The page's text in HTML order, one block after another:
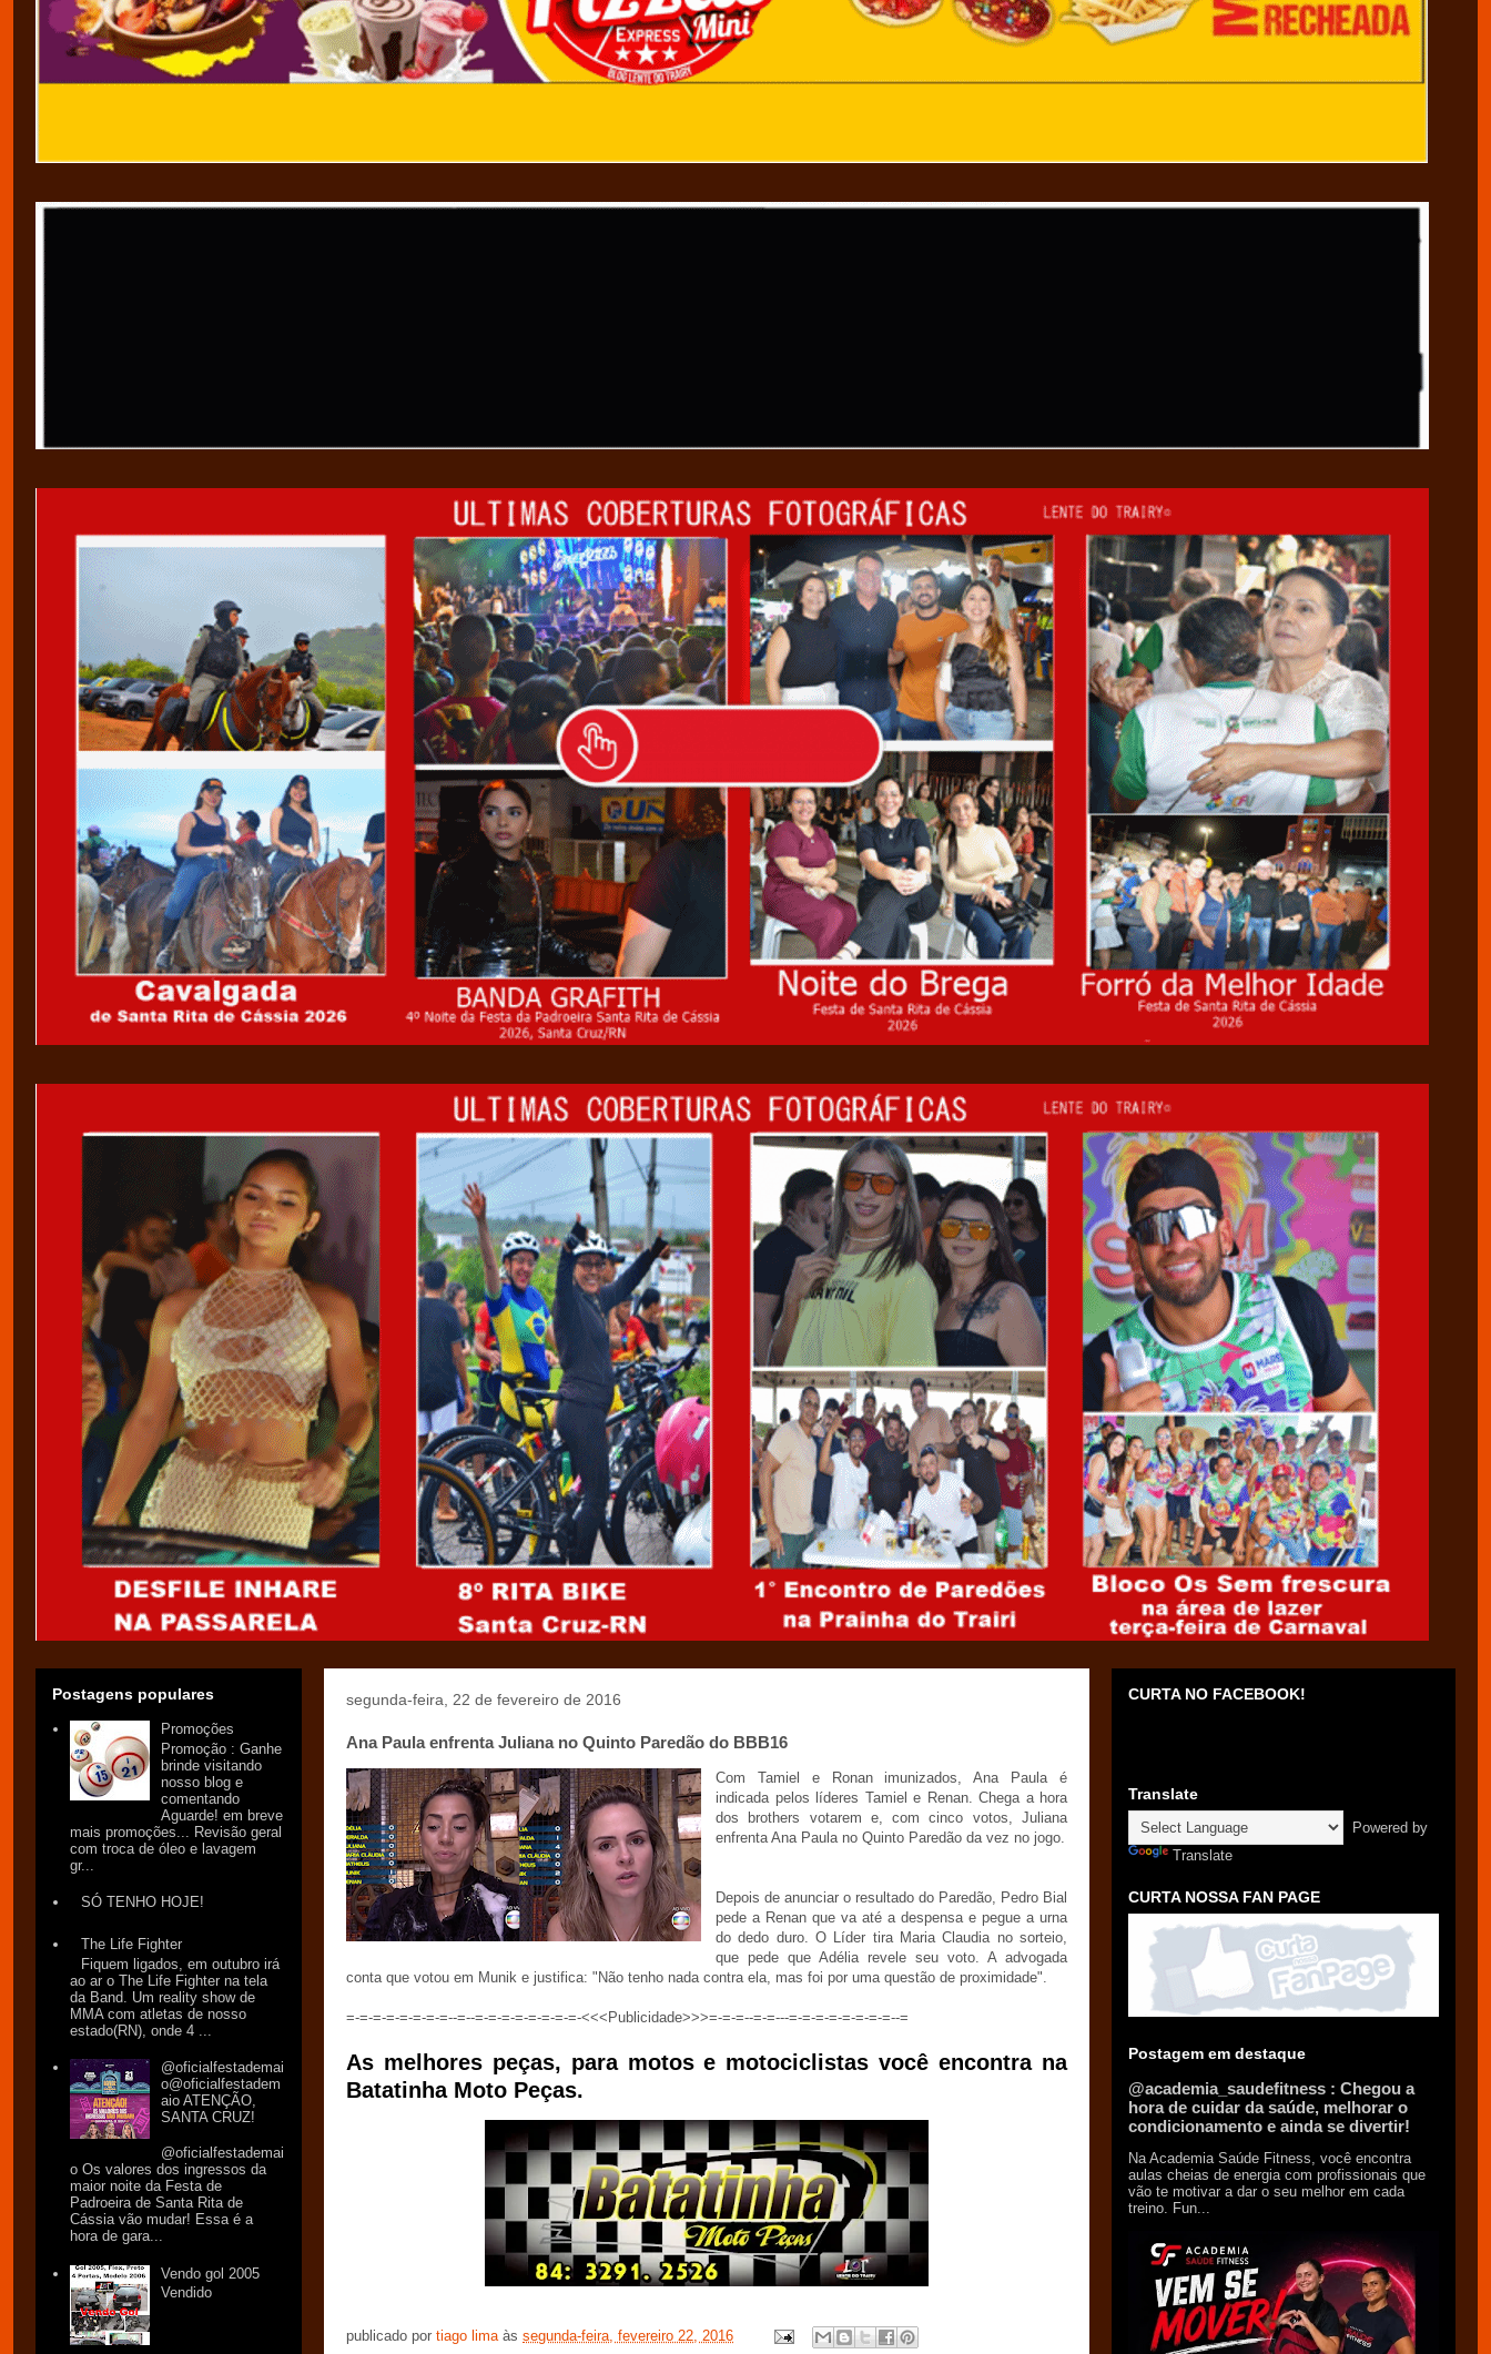
segunda-feira, 22 de fevereiro de 2016
Ana Paula enfrenta Juliana no Quinto Paredão do BBB16
Com Tamiel e Ronan imunizados, Ana Paula é
indicada pelos líderes Tamiel e Renan. Chega a hora
dos brothers votarem e, com cinco votos, Juliana
enfrenta Ana Paula no Quinto Paredão da vez no jogo.
Depois de anunciar o resultado do Paredão, Pedro Bial
pede a Renan que va até a despensa e pegue a urna
do dedo duro. O Líder tira Maria Claudia no sorteio,
que pede que Adélia revele seu voto. A advogada
conta que votou em Munik e justifica: "Não tenho nada contra ela, mas foi por uma questão de proximidade".
=-=-=-=-=-=-=-=--=--=-=-=-=-=-=-=-=-<<<Publicidade>>>=-=-=--=-=---=-=-=-=-=-=-=-=--=
As melhores peças, para motos e motociclistas você encontra na
Batatinha Moto Peças.
publicado por tiago lima às segunda-feira, fevereiro 22, 2016
Postagens populares
Promoções
Promoção : Ganhe
brinde visitando
nosso blog e
comentando
Aguarde! em breve
mais promoções... Revisão geral
com troca de óleo e lavagem
gr...
SÓ TENHO HOJE!
The Life Fighter
Fiquem ligados, em outubro irá
ao ar o The Life Fighter na tela
da Band. Um reality show de
MMA com atletas de nosso
estado(RN), onde 4 ...
@oficialfestademai
o@oficialfestadem
aio ATENÇÃO,
SANTA CRUZ!
@oficialfestademai
o Os valores dos ingressos da
maior noite da Festa de
Padroeira de Santa Rita de
Cássia vão mudar! Essa é a
hora de gara...
Vendo gol 2005
Vendido
CURTA NO FACEBOOK!
Translate
Powered by
Translate
CURTA NOSSA FAN PAGE
Postagem em destaque
@academia_saudefitness : Chegou a
hora de cuidar da saúde, melhorar o
condicionamento e ainda se divertir!
Na Academia Saúde Fitness, você encontra
aulas cheias de energia com profissionais que
vão te motivar a dar o seu melhor em cada
treino. Fun...